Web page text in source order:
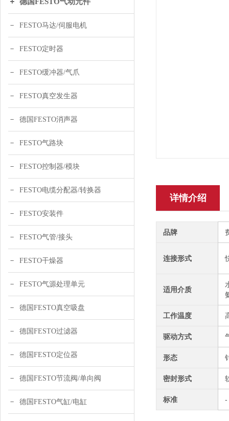
FESTO马达/伺服电机
FESTO定时器
FESTO缓冲器/气爪
FESTO真空发生器
德国FESTO消声器
FESTO气路块
FESTO控制器/模块
FESTO电缆分配器/转换器
FESTO安装件
FESTO气管/接头
FESTO干燥器
FESTO气源处理单元
德国FESTO真空吸盘
德国FESTO过滤器
德国FESTO定位器
德国FESTO节流阀/单向阀
德国FESTO气缸/电缸
详情介绍
品牌
连接形式
适用介质
工作温度
驱动方式
形态
密封形式
标准 -